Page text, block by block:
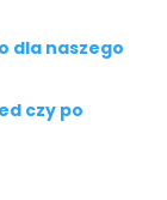
dla naszego
czy po